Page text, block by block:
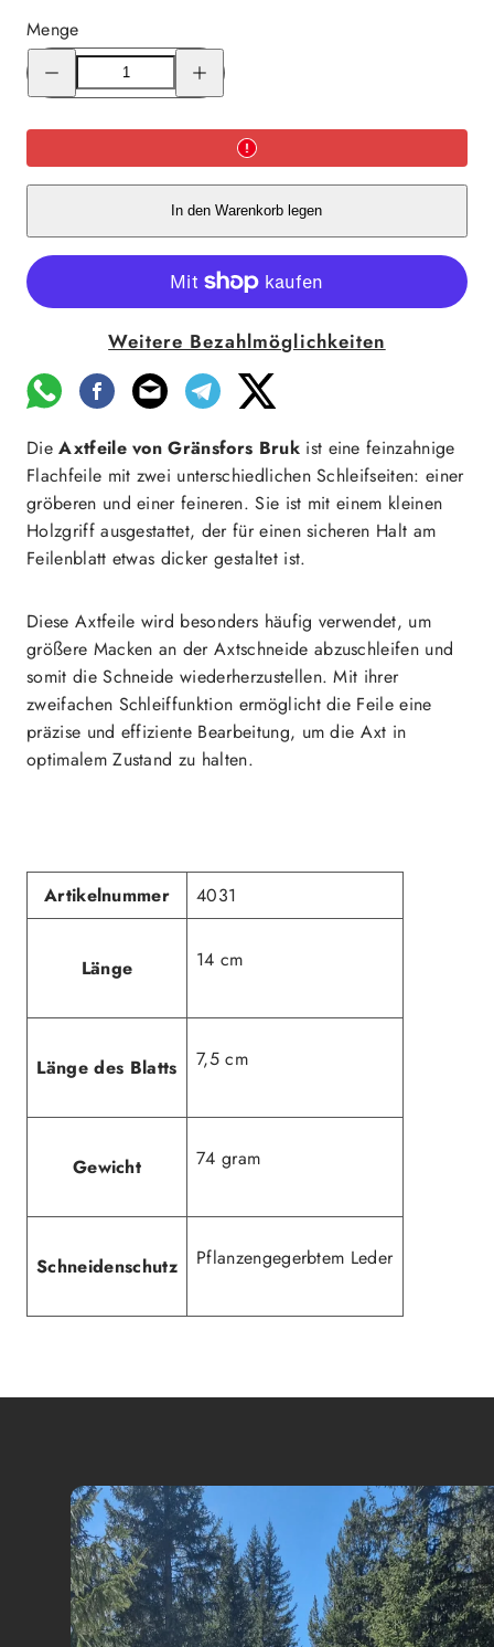
Menge
Menge
für
Gränsfors
für
Gränsfors
In den Warenkorb legen
Weitere Bezahlmöglichkeiten
DieAxtfeile von Gränsfors Brukist eine feinzahnige
Flachfeile mit zwei unterschiedlichen Schleifseiten: einer
gröberen und einer feineren. Sie ist mit einem kleinen
Holzgriff ausgestattet, der für einen sicheren Halt am
Feilenblatt etwas dicker gestaltet ist.
Diese Axtfeile wird besonders häufig verwendet, um
größere Macken an der Axtschneide abzuschleifen und
somit die Schneide wiederherzustellen. Mit ihrer
zweifachen Schleiffunktion ermöglicht die Feile eine
präzise und effiziente Bearbeitung, um die Axt in
optimalem Zustand zu halten.
Artikelnummer 4031
Länge 14 cm
Länge des Blatts 7,5 cm
Gewicht 74 gram
Schneidenschutz Pflanzengegerbtem Leder